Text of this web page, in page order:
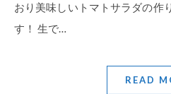
おり美味しいトマトサラダの作
す！ 生で…
READ